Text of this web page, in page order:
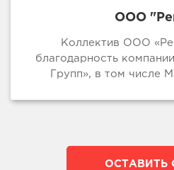
ООО
Коллектив ООО
благодарность
Групп», в том числе
ОСТАВИТЬ